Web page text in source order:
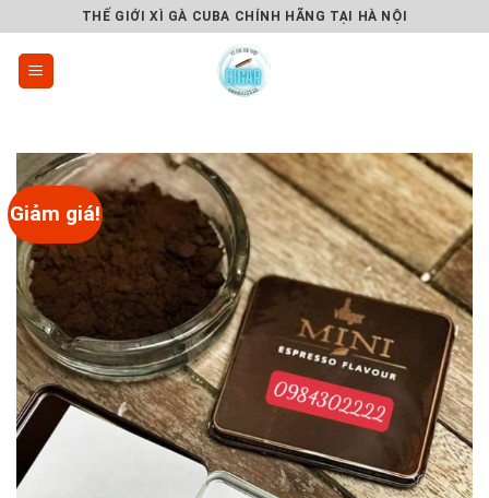
to
content
THẾ GIỚI XÌ GÀ CUBA CHÍNH HÃNG TẠI HÀ NỘI
Giảm giá!